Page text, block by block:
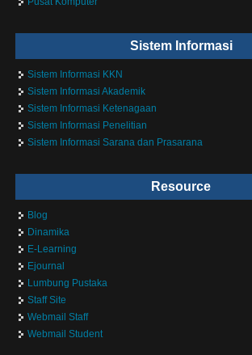
Sistem Informasi
Sistem Informasi KKN
Sistem Informasi Akademik
Sistem Informasi Ketenagaan
Sistem Informasi Penelitian
Sistem Informasi Sarana dan Prasarana
Resource
Blog
Dinamika
E-Learning
Ejournal
Lumbung Pustaka
Staff Site
Webmail Staff
Webmail Student